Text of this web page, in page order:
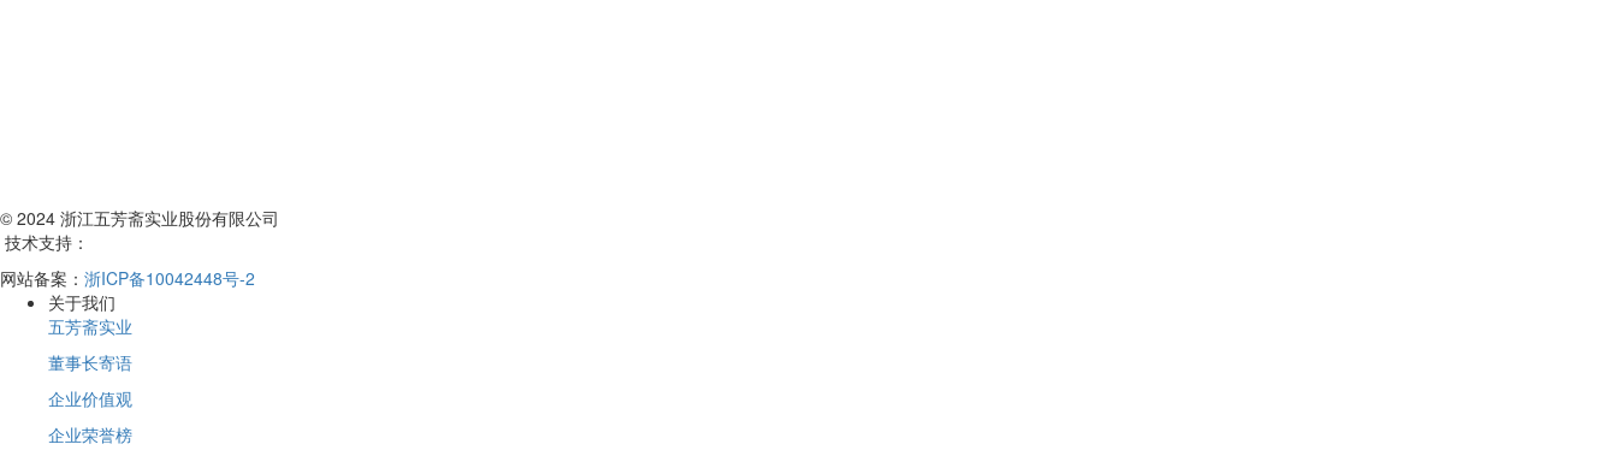
© 2024 浙江五芳斋实业股份有限公司
技术支持：
网站备案： 浙ICP备10042448号-2
关于我们
五芳斋实业
董事长寄语
企业价值观
企业荣誉榜